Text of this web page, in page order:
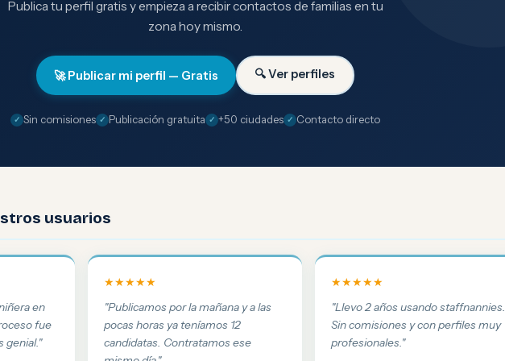
Publica tu perfil gratis y empieza a recibir contactos de familias en tu
zona hoy mismo.
🚀 Publicar mi perfil — Gratis 🔍 Ver perfiles
Sin comisiones Publicación gratuita +50 ciudades Contacto directo
usuarios
en
fue
genial."
★★★★★
"Publicamos por la mañana y a las
pocas horas ya teníamos 12
candidatas. Contratamos ese
★★★★★
"Llevo 2 años usando staffnannies.
Sin comisiones y con perfiles muy
profesionales."